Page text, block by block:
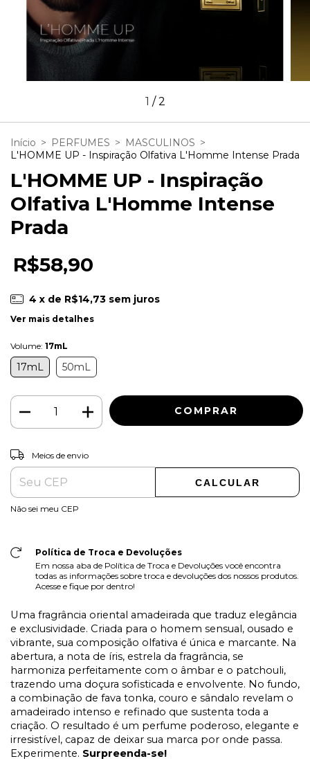
1 /2
Início > PERFUMES > MASCULINOS >
L'HOMME UP - Inspiração Olfativa L'Homme Intense Prada
L'HOMME UP - Inspiração
Olfativa L'Homme Intense
Prada
R$58,90
4 x de R$14,73 sem juros
Ver mais detalhes
Volume: 17mL
17mL 50mL
Entregas para o CEP:
Meios de envio
CALCULAR
Não sei meu CEP
Política de Troca e Devoluções
Em nossa aba de Política de Troca e Devoluções você encontra
todas as informações sobre troca e devoluções dos nossos produtos.
Acesse e fique por dentro!
Uma fragrância oriental amadeirada que traduz elegância
e exclusividade. Criada para o homem sensual, ousado e
vibrante, sua composição olfativa é única e marcante. Na
abertura, a nota de íris, estrela da fragrância, se
harmoniza perfeitamente com o âmbar e o patchouli,
trazendo uma doçura sofisticada e envolvente. No fundo,
a combinação de fava tonka, couro e sândalo revelam o
amadeirado intenso e refinado que sustenta toda a
criação. O resultado é um perfume poderoso, elegante e
irresistível, capaz de deixar sua marca por onde passa.
Experimente. Surpreenda-se!